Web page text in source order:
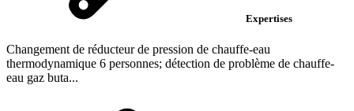
Expertises
Changement de réducteur de pression de chauffe-eau
thermodynamique 6 personnes; détection de problème de chauffe-
eau gaz buta...